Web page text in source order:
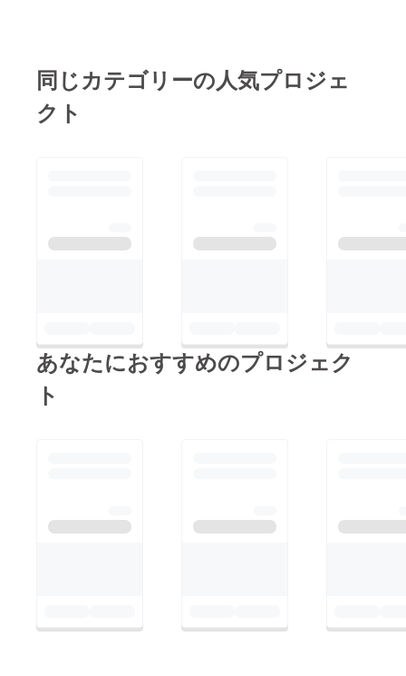
同じカテゴリーの人気プロジェ
クト
あなたにおすすめのプロジェク
ト